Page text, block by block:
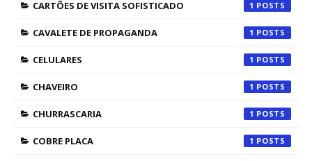
CARTÕES DE VISITA SOFISTICADO 1
CAVALETE DE PROPAGANDA 1
CELULARES 1
CHAVEIRO 1
CHURRASCARIA 1
COBRE PLACA 1